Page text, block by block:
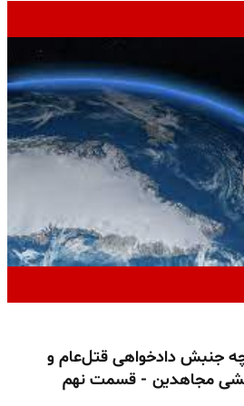
جنبش دادخواهی قتل‌عام و
مجاهدین - قسمت نهم